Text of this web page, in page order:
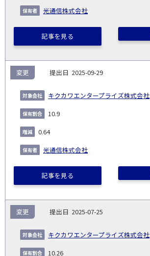
光通信株式会社
記事を見る
2025-09-29
キクカワエンタープライズ株式会社
変更
10.9
0.64
光通信株式会社
記事を見る
2025-07-25
キクカワエンタープライズ株式会社
変更
10.26